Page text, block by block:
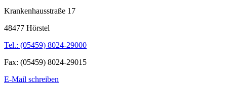
Krankenhausstraße 17
48477 Hörstel
Tel.: (05459) 8024-29000
Fax: (05459) 8024-29015
E-Mail schreiben